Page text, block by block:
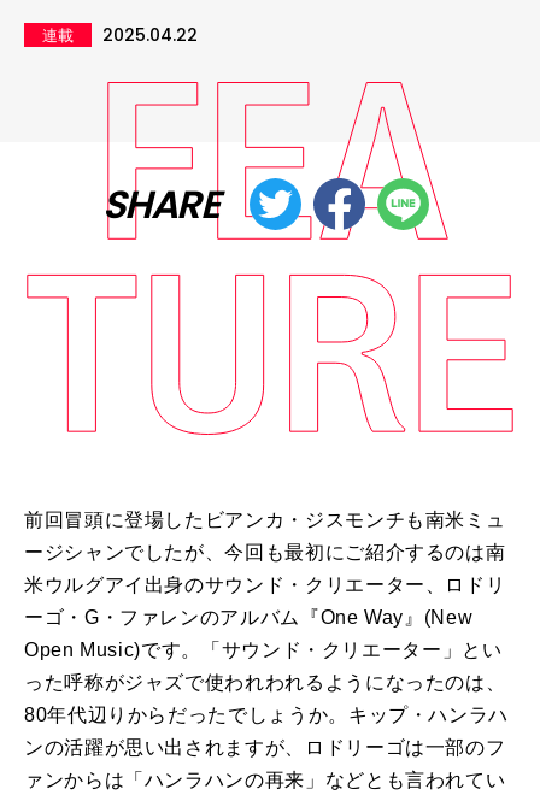
連載 2025.04.22
SHARE
前回冒頭に登場したビアンカ・ジスモンチも南米ミュ
ージシャンでしたが、今回も最初にご紹介するのは南
米ウルグアイ出身のサウンド・クリエーター、ロドリ
ーゴ・G・ファレンのアルバム『One Way』(New
Open Music)です。「サウンド・クリエーター」とい
った呼称がジャズで使われわれるようになったのは、
80年代辺りからだったでしょうか。キップ・ハンラハ
ンの活躍が思い出されますが、ロドリーゴは一部のフ
ァンからは「ハンラハンの再来」などとも言われてい